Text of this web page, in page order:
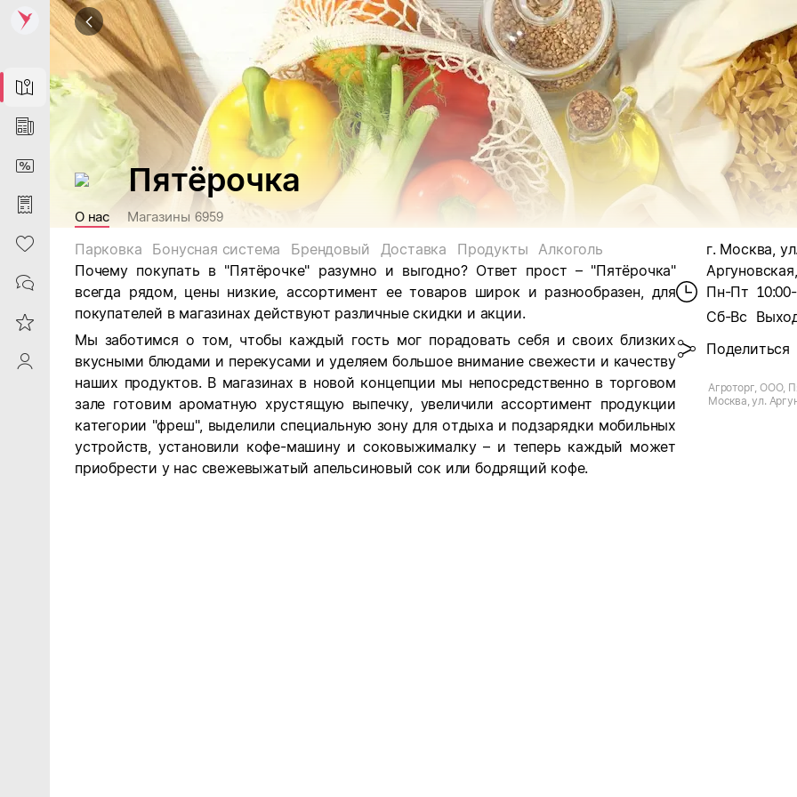
Map
News
DiscountCard
Purchases
Heart
Contacts
Reviews
ProfileSaby
Пятёрочка
О нас Магазины 6959
Парковка Бонусная система Брендовый Доставка Продукты
Алкоголь
Почему покупать в "Пятёрочке" разумно и выгодно? Ответ прост – "Пятёрочка"
всегда рядом, цены низкие, ассортимент ее товаров широк и разнообразен, для
покупателей в магазинах действуют различные скидки и акции.
Мы заботимся о том, чтобы каждый гость мог порадовать себя и своих близких
вкусными блюдами и перекусами и уделяем большое внимание свежести и качеству
наших продуктов. В магазинах в новой концепции мы непосредственно в торговом
зале готовим ароматную хрустящую выпечку, увеличили ассортимент продукции
категории "фреш", выделили специальную зону для отдыха и подзарядки мобильных
устройств, установили кофе-машину и соковыжималку – и теперь каждый может
приобрести у нас свежевыжатый апельсиновый сок или бодрящий кофе.
г. Москва,
Пн-Пт
Сб-Вс
Поделиться
Агроторг, ООО,
Москва, ул.